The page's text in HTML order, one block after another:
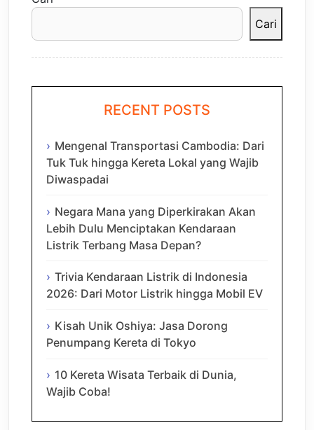
Cari
RECENT POSTS
Mengenal Transportasi Cambodia: Dari
Tuk Tuk hingga Kereta Lokal yang Wajib
Diwaspadai
Negara Mana yang Diperkirakan Akan
Lebih Dulu Menciptakan Kendaraan
Listrik Terbang Masa Depan?
Trivia Kendaraan Listrik di Indonesia
2026: Dari Motor Listrik hingga Mobil EV
Kisah Unik Oshiya: Jasa Dorong
Penumpang Kereta di Tokyo
10 Kereta Wisata Terbaik di Dunia,
Wajib Coba!